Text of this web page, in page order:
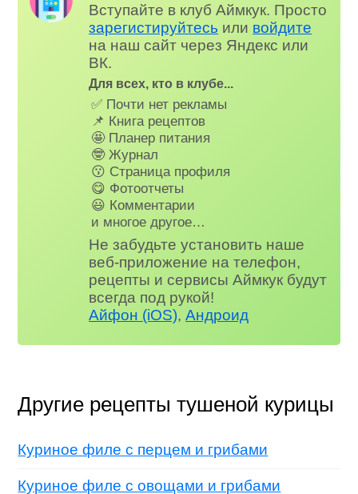
Вступайте в клуб Аймкук. Просто
зарегистируйтесь или войдите
на наш сайт через Яндекс или
ВК.
Для всех, кто в клубе...
✅ Почти нет рекламы
📌 Книга рецептов
🤩 Планер питания
🤓 Журнал
😗 Страница профиля
😋 Фотоотчеты
😃 Комментарии
и многое другое…
Не забудьте установить наше
веб-приложение на телефон,
рецепты и сервисы Аймкук будут
всегда под рукой!
Айфон (iOS),Андроид
Другие рецепты тушеной курицы
Куриное филе с перцем и грибами
Куриное филе с овощами и грибами